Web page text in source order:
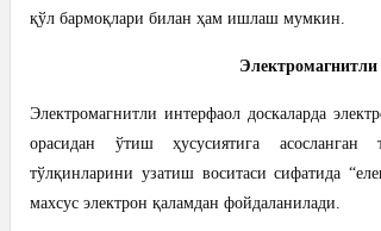
қўл бармоқлари билан ҳам ишлаш мумкин.
Электромагнитли интерфаол доскаларда
орасидан ўтиш ҳусусиятига асосланган
тўлқинларини узатиш воситаси сифатида
махсус электрон қаламдан фойдаланилади.